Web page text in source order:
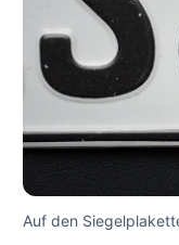
Auf den